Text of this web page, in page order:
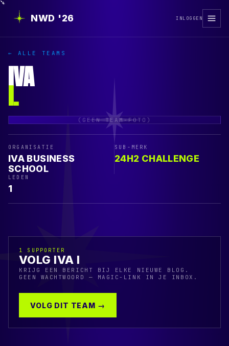
NWD '26 INLOGGEN
← ALLE TEAMS
IVA
I.
(GEEN TEAM-FOTO)
ORGANISATIE
IVA BUSINESS
SCHOOL
SUB-MERK
24H2 CHALLENGE
LEDEN
1
1 SUPPORTER
VOLG IVA I
KRIJG EEN BERICHT BIJ ELKE NIEUWE BLOG.
GEEN WACHTWOORD — MAGIC-LINK IN JE INBOX.
VOLG DIT TEAM →